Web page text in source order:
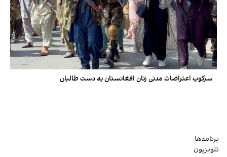
سرکوب اعتراضات مدنی زنان افغانستان به دست طالبان
برنامه‌ها
تلویزیون